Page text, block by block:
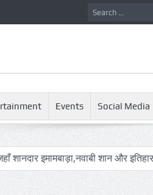
Events Social Media
शान और इतिहास साँस लेता था